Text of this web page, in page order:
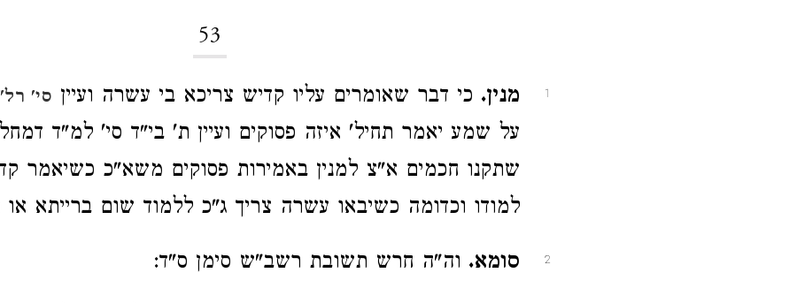
53
1 מנין. כי דבר שאומרים עליו קדיש צריכא בי עשרה ועיין סי'
על שמע יאמר תחיל' איזה פסוקים ועיין ת' בי"ד סי' למ"ד
שתקנו חכמים א"צ למנין באמירות פסוקים משא"כ כשיאמר
למודו וכדומה כשיבאו עשרה צריך ג"כ ללמוד שום ברייתא
2 סומא. וה"ה חרש תשובת רשב"ש סימן ס"ד: